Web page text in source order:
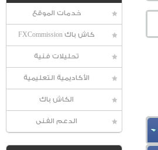
خدمات الموقع
كاش باك FXCommission
تحليلات فنية
الأكاديمية التعليمية
الكاش باك
الدعم الفنى